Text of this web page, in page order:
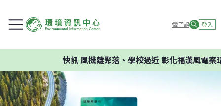
電子報 登入
風機離聚落、學校過近 彰化福漢風電案環委